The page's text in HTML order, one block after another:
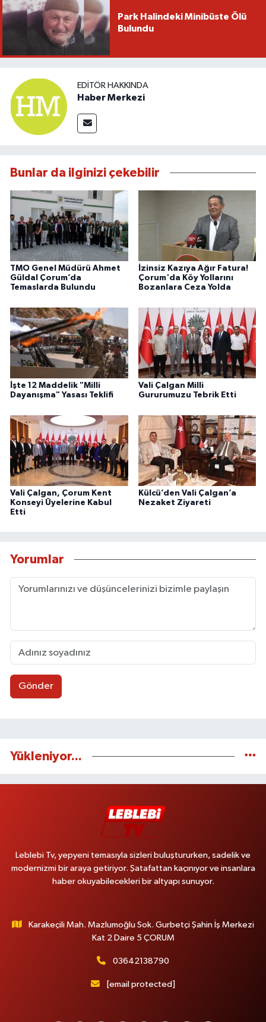
Park Halindeki Minibüste Ölü
Bulundu
EDITÖR HAKKINDA
Haber Merkezi
Bunlar da ilginizi çekebilir
TMO Genel Müdürü Ahmet
Güldal Çorum’da
Temaslarda Bulundu
İzinsiz Kazıya Ağır Fatura!
Çorum'da Köy Yollarını
Bozanlara Ceza Yolda
İşte 12 Maddelik "Milli
Dayanışma" Yasası Teklifi
Vali Çalgan Milli
Gururumuzu Tebrik Etti
Vali Çalgan, Çorum Kent
Konseyi Üyelerine Kabul
Etti
Külcü’den Vali Çalgan’a
Nezaket Ziyareti
Yorumlar
Gönder
Yükleniyor...
Leblebi Tv, yepyeni temasıyla sizleri buluştururken, sadelik ve
modernizmi bir araya getiriyor. Şatafattan kaçınıyor ve insanlara
haber okuyabilecekleri bir altyapı sunuyor.
Karakeçili Mah. Mazlumoğlu Sok. Gurbetçi Şahin İş Merkezi
Kat 2 Daire 5 ÇORUM
03642138790
[email protected]